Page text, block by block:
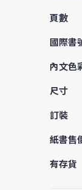
頁數
國際書
內文色
尺寸
訂裝
紙書售
有存貨